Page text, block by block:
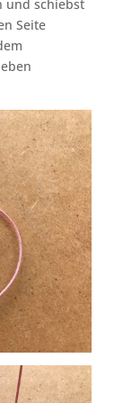
und schiebst
Seite